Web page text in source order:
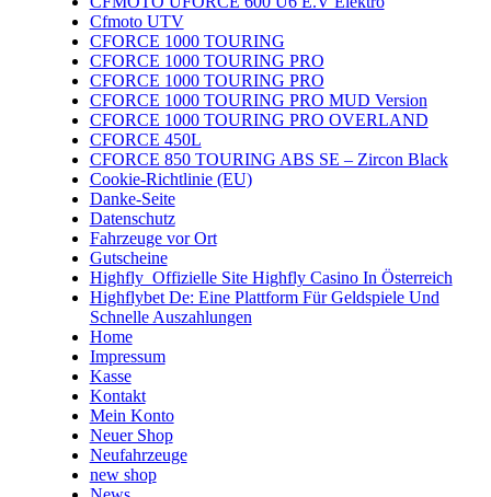
Cfmoto UTV
CFORCE 1000 TOURING
CFORCE 1000 TOURING PRO
CFORCE 1000 TOURING PRO
CFORCE 1000 TOURING PRO MUD Version
CFORCE 1000 TOURING PRO OVERLAND
CFORCE 450L
CFORCE 850 TOURING ABS SE – Zircon Black
Cookie-Richtlinie (EU)
Danke-Seite
Datenschutz
Fahrzeuge vor Ort
Gutscheine
Highfly ️ Offizielle Site Highfly Casino In Österreich
Highflybet De: Eine Plattform Für Geldspiele Und
Schnelle Auszahlungen
Home
Impressum
Kasse
Kontakt
Mein Konto
Neuer Shop
Neufahrzeuge
new shop